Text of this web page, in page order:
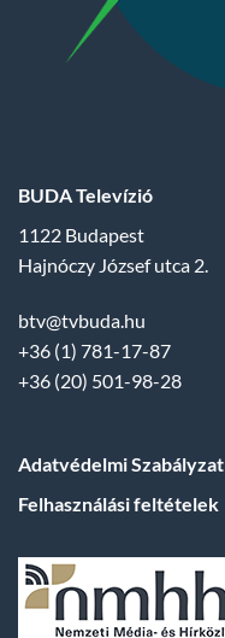
BUDA Televízió
1122 Budapest
Hajnóczy József utca 2.
btv@tvbuda.hu
+36 (1) 781-17-87
+36 (20) 501-98-28
Adatvédelmi Szabályzat
Felhasználási feltételek